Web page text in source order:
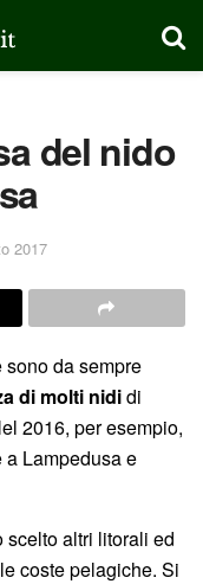
del nido
2017
da sempre
di molti nididi
2016, per esempio,
Lampedusa e
scelto altri litorali ed
coste pelagiche. Si